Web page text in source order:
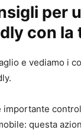
per
con la
e vediamo i
importante
questa